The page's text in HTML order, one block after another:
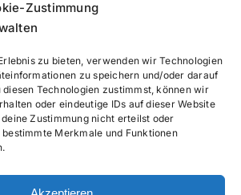
Zustimmung
zu bieten, verwenden wir Technologien
zu speichern und/oder darauf
Technologien zustimmst, können wir
oder eindeutige IDs auf dieser Website
Zustimmung nicht erteilst oder
Merkmale und Funktionen
• BEV Bayerischer Eissportverband